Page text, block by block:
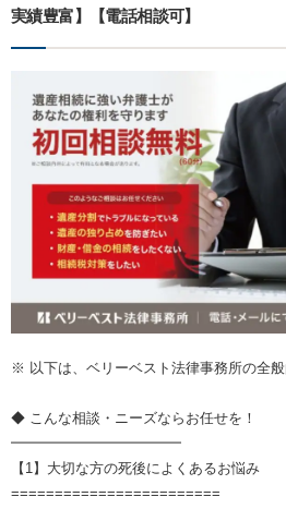
実績豊富】【電話相談可】
※ 以下は、ベリーベスト法律事務所の全
◆ こんな相談・ニーズならお任せを！
━━━━━━━━━━━━
【1】大切な方の死後によくあるお悩み
========================